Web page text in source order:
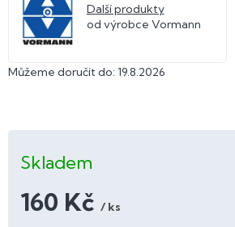
Můžeme doručit do: 19.8.2026
Skladem
160 Kč / ks
Další produkty
od výrobce Vormann